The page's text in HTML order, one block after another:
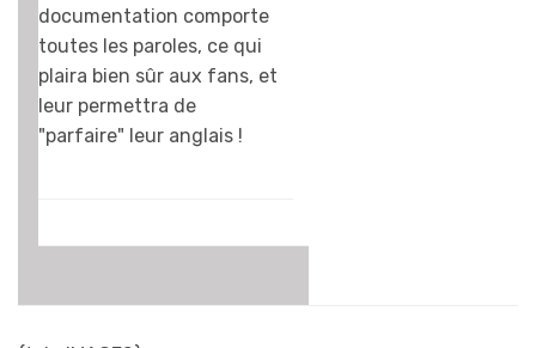
documentation comporte
toutes les paroles, ce qui
plaira bien sûr aux fans, et
leur permettra de
"parfaire" leur anglais !